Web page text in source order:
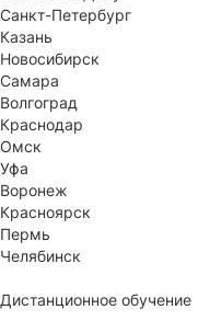
Санкт-Петербург
Казань
Новосибирск
Самара
Волгоград
Краснодар
Омск
Уфа
Воронеж
Красноярск
Пермь
Челябинск
Дистанционное обучение